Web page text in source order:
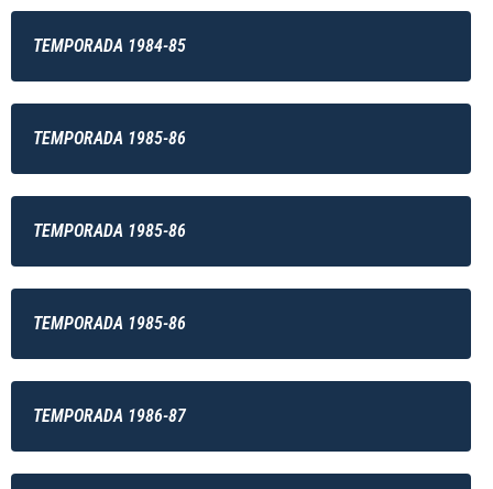
TEMPORADA 1984-85
TEMPORADA 1985-86
TEMPORADA 1985-86
TEMPORADA 1985-86
TEMPORADA 1986-87